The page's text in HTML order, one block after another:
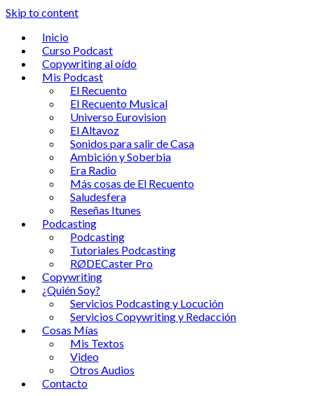
Skip to content
Inicio
Curso Podcast
Copywriting al oído
Mis Podcast
El Recuento
El Recuento Musical
Universo Eurovision
El Altavoz
Sonidos para salir de Casa
Ambición y Soberbia
Era Radio
Más cosas de El Recuento
Saludesfera
Reseñas Itunes
Podcasting
Podcasting
Tutoriales Podcasting
RØDECaster Pro
Copywriting
¿Quién Soy?
Servicios Podcasting y Locución
Servicios Copywriting y Redacción
Cosas Mías
Mis Textos
Video
Otros Audios
Contacto